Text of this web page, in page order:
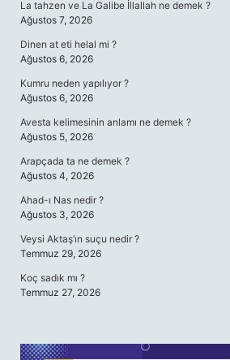
La tahzen ve La Galibe İllallah ne demek ?
Ağustos 7, 2026
Dinen at eti helal mi ?
Ağustos 6, 2026
Kumru neden yapılıyor ?
Ağustos 6, 2026
Avesta kelimesinin anlamı ne demek ?
Ağustos 5, 2026
Arapçada ta ne demek ?
Ağustos 4, 2026
Ahad-ı Nas nedir ?
Ağustos 3, 2026
Veysi Aktaş’ın suçu nedir ?
Temmuz 29, 2026
Koç sadık mı ?
Temmuz 27, 2026